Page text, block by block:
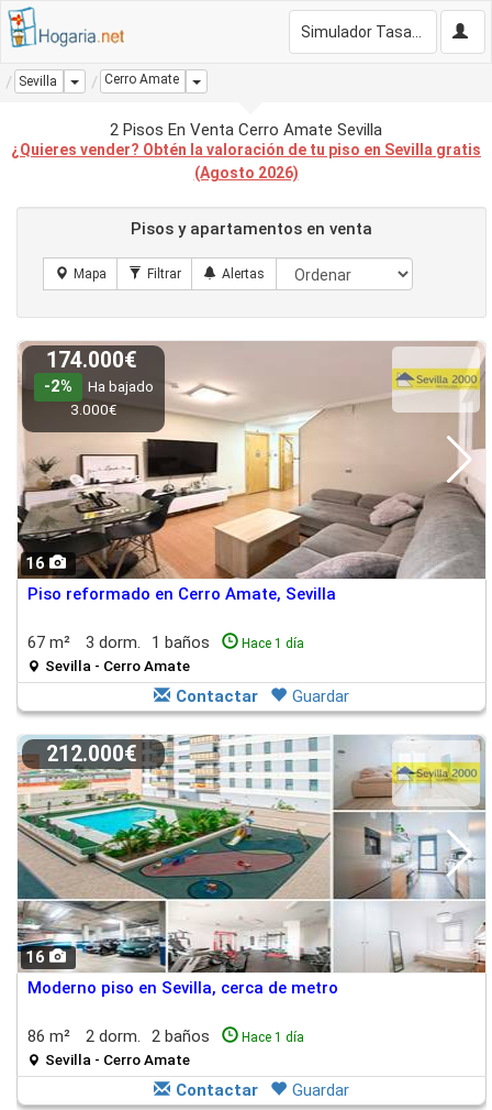
Sevilla Dropdown
Cerro Amate Dropdown
2 Pisos En Venta Cerro Amate Sevilla
¿Quieres vender? Obtén la valoración de tu piso en Sevilla gratis
(Agosto 2026)
Pisos y apartamentos en venta
16
174.000€
-2%
Ha bajado
3.000€
Piso reformado en Cerro Amate, Sevilla
67 m² 3 dorm. 1 baños Hace 1 día
Sevilla - Cerro Amate
Contactar Guardar
16
212.000€
Moderno piso en Sevilla, cerca de metro
86 m² 2 dorm. 2 baños Hace 1 día
Sevilla - Cerro Amate
Contactar Guardar